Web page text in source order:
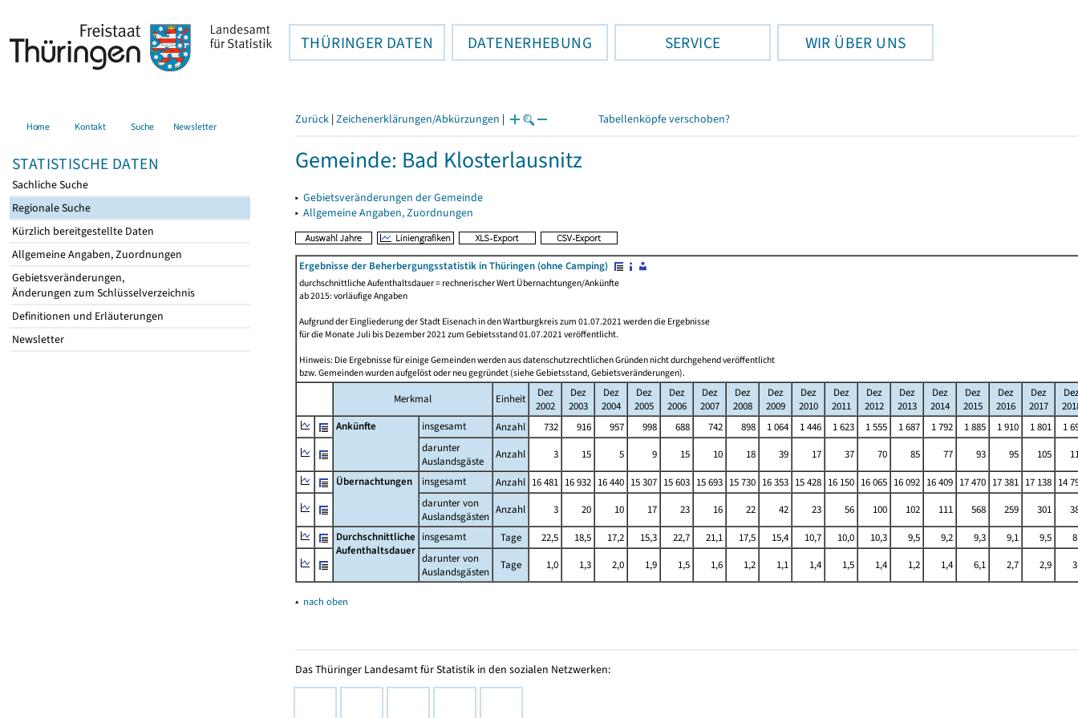
THÜRINGER DATEN DATENERHEBUNG SERVICE WIR ÜBER UNS
Home Kontakt Suche Newsletter
STATISTISCHE DATEN
Sachliche Suche
Regionale Suche
Kürzlich bereitgestellte Daten
Allgemeine Angaben, Zuordnungen
Gebietsveränderungen,
Änderungen zum Schlüsselverzeichnis
Definitionen und Erläuterungen
Newsletter
Zurück | Zeichenerklärungen/Abkürzungen | Tabellenköpfe verschoben?
Gemeinde: Bad Klosterlausnitz
▸ Gebietsveränderungen der Gemeinde
▸ Allgemeine Angaben, Zuordnungen
Ergebnisse der Beherbergungsstatistik in Thüringen (ohne Camping)
durchschnittliche Aufenthaltsdauer = rechnerischer Wert Übernachtungen/Ankünfte
ab 2015: vorläufige Angaben
Aufgrund der Eingliederung der Stadt Eisenach in den Wartburgkreis zum 01.07.2021 werden die Ergebnisse
für die Monate Juli bis Dezember 2021 zum Gebietsstand 01.07.2021 veröffentlicht.
Hinweis: Die Ergebnisse für einige Gemeinden werden aus datenschutzrechtlichen Gründen nicht durchgehend veröffentlicht
bzw. Gemeinden wurden aufgelöst oder neu gegründet (siehe Gebietsstand, Gebietsveränderungen).
Merkmal Einheit
Dez
2002
Dez
2003
Dez
2004
Dez
2005
Dez
2006
Dez
2007
Dez
2008
Dez
2009
Dez
2010
Dez
2011
Dez
2012
Dez
2013
Dez
2014
Dez
2015
Dez
2016
Dez
2017
Ankünfte
insgesamt Anzahl 732 916 957 998 688 742 898 1 064 1 446 1 623 1 555 1 687 1 792 1 885 1 910 1 801
1
darunter
Auslandsgäste
Anzahl 3 15 5 9 15 10 18 39 17 37 70 85 77 93 95 105
Übernachtungen
insgesamt Anzahl 16 481 16 932 16 440 15 307 15 603 15 693 15 730 16 353 15 428 16 150 16 065 16 092 16 409 17 470 17 381 17 138 14
darunter von
Auslandsgästen
Anzahl 3 20 10 17 23 16 22 42 23 56 100 102 111 568 259 301
Durchschnittliche
Aufenthaltsdauer
insgesamt Tage 22,5 18,5 17,2 15,3 22,7 21,1 17,5 15,4 10,7 10,0 10,3 9,5 9,2 9,3 9,1 9,5
darunter von
Auslandsgästen
Tage 1,0 1,3 2,0 1,9 1,5 1,6 1,2 1,1 1,4 1,5 1,4 1,2 1,4 6,1 2,7 2,9
▴ nach oben
Das Thüringer Landesamt für Statistik in den sozialen Netzwerken: